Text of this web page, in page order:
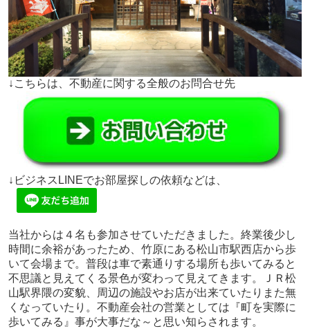
↓こちらは、不動産に関する全般のお問合せ先
↓ビジネスLINEでお部屋探しの依頼などは、
当社からは４名も参加させていただきました。終業後少し
時間に余裕があったため、竹原にある松山市駅西店から歩
いて会場まで。普段は車で素通りする場所も歩いてみると
不思議と見えてくる景色が変わって見えてきます。ＪＲ松
山駅界隈の変貌、周辺の施設やお店が出来ていたりまた無
くなっていたり。不動産会社の営業としては『町を実際に
歩いてみる』事が大事だな～と思い知らされます。